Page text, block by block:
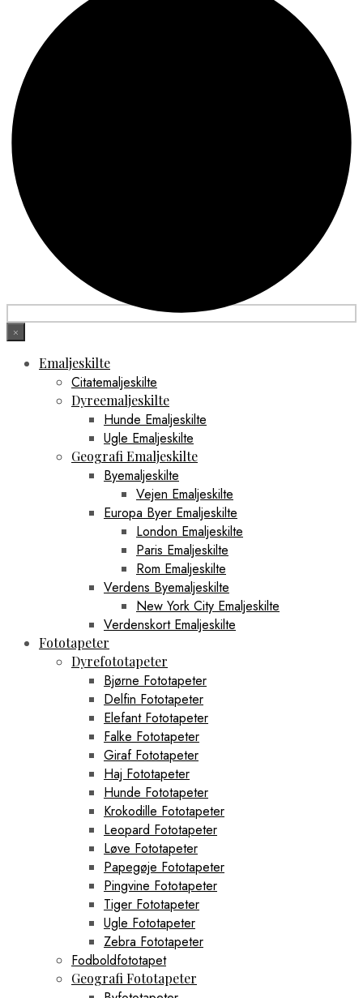
×
Emaljeskilte
Citatemaljeskilte
Dyreemaljeskilte
Hunde Emaljeskilte
Ugle Emaljeskilte
Geografi Emaljeskilte
Byemaljeskilte
Vejen Emaljeskilte
Europa Byer Emaljeskilte
London Emaljeskilte
Paris Emaljeskilte
Rom Emaljeskilte
Verdens Byemaljeskilte
New York City Emaljeskilte
Verdenskort Emaljeskilte
Fototapeter
Dyrefototapeter
Bjørne Fototapeter
Delfin Fototapeter
Elefant Fototapeter
Falke Fototapeter
Giraf Fototapeter
Haj Fototapeter
Hunde Fototapeter
Krokodille Fototapeter
Leopard Fototapeter
Løve Fototapeter
Papegøje Fototapeter
Pingvine Fototapeter
Tiger Fototapeter
Ugle Fototapeter
Zebra Fototapeter
Fodboldfototapet
Geografi Fototapeter